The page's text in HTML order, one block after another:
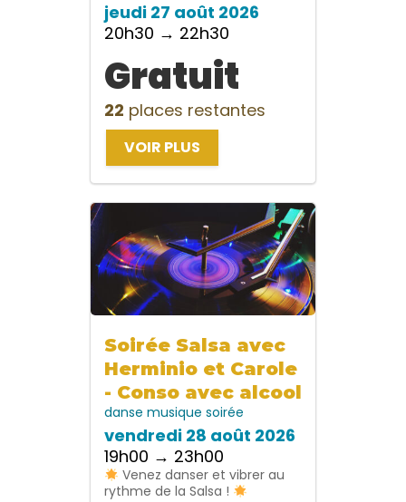
jeudi 27 août 2026
20h30 → 22h30
Gratuit
22 places restantes
VOIR PLUS
Soirée Salsa avec
Herminio et Carole
- Conso avec alcool
danse musique soirée
vendredi 28 août 2026
19h00 → 23h00
Venez danser et vibrer au
rythme de la Salsa !